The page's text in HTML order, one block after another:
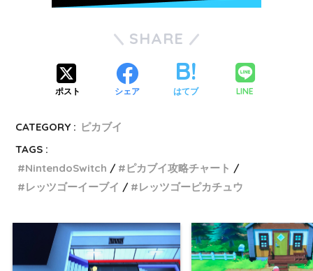
SHARE
ポスト シェア はてブ LINE
CATEGORY : ピカブイ
TAGS :
NintendoSwitch
ピカブイ攻略チャート
レッツゴーイーブイ
レッツゴーピカチュウ